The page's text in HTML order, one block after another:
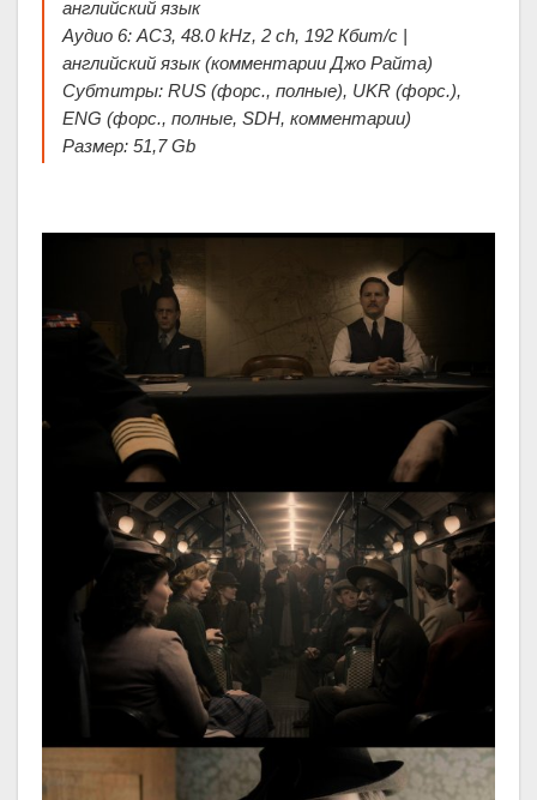
английский язык
Аудио 6: AC3, 48.0 kHz, 2 ch, 192 Кбит/с |
английский язык (комментарии Джо Райта)
Субтитры: RUS (форс., полные), UKR (форс.),
ENG (форс., полные, SDH, комментарии)
Размер: 51,7 Gb